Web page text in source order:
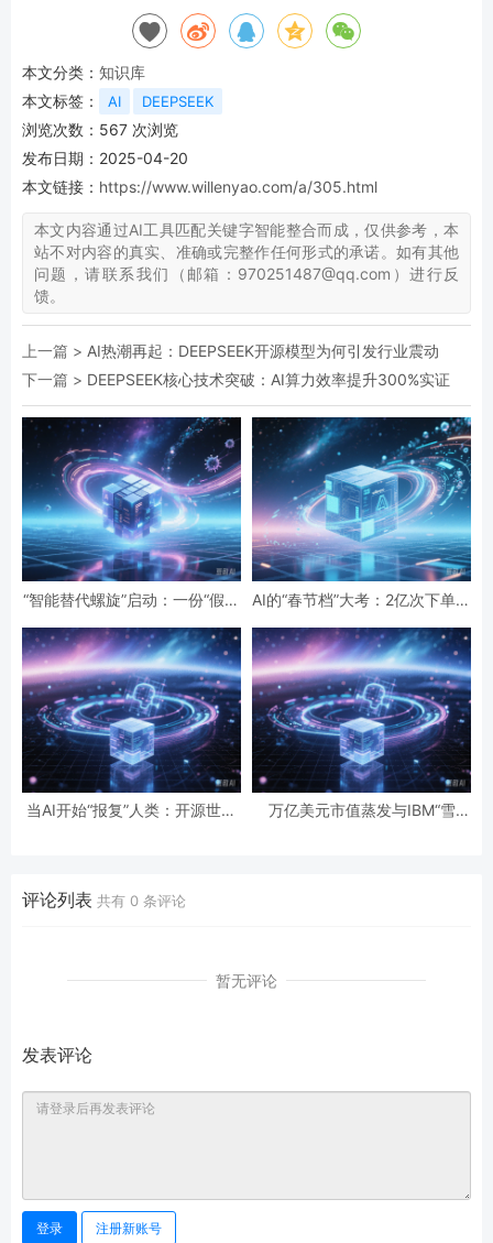
本文分类： 知识库
本文标签：
AI DEEPSEEK
浏览次数： 567 次浏览
发布日期：2025-04-20
本文链接： https://www.willenyao.com/a/305.html
本文内容通过AI工具匹配关键字智能整合而成，仅供参考，本
站不对内容的真实、准确或完整作任何形式的承诺。如有其他
问题，请联系我们（邮箱：970251487@qq.com）进行反
馈。
上一篇 > AI热潮再起：DEEPSEEK开源模型为何引发行业震动
下一篇 > DEEPSEEK核心技术突破：AI算力效率提升300%实证
“智能替代螺旋”启动：一份“假设
经济通缩
AI的“春节档”大考：2亿次下单与
数据红利与隐忧
当AI开始“报复”人类：开源世界
万亿美元市值蒸发与IBM“雪
评论列表 共有 0 条评论
暂无评论
发表评论
登录 注册新账号